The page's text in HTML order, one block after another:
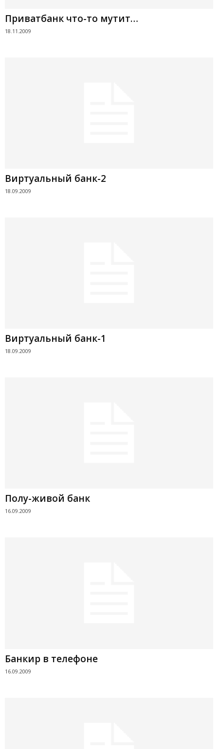
Приватбанк что-то мутит…
18.11.2009
Виртуальный банк-2
18.09.2009
Виртуальный банк-1
18.09.2009
Полу-живой банк
16.09.2009
Банкир в телефоне
16.09.2009